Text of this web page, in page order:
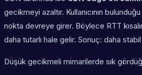
gecikmeyi azaltır. Kullanıcının
nokta devreye girer. Böylece RTT
daha tutarlı hale gelir. Sonuç: daha
Düşük gecikmeli mimarilerde sık